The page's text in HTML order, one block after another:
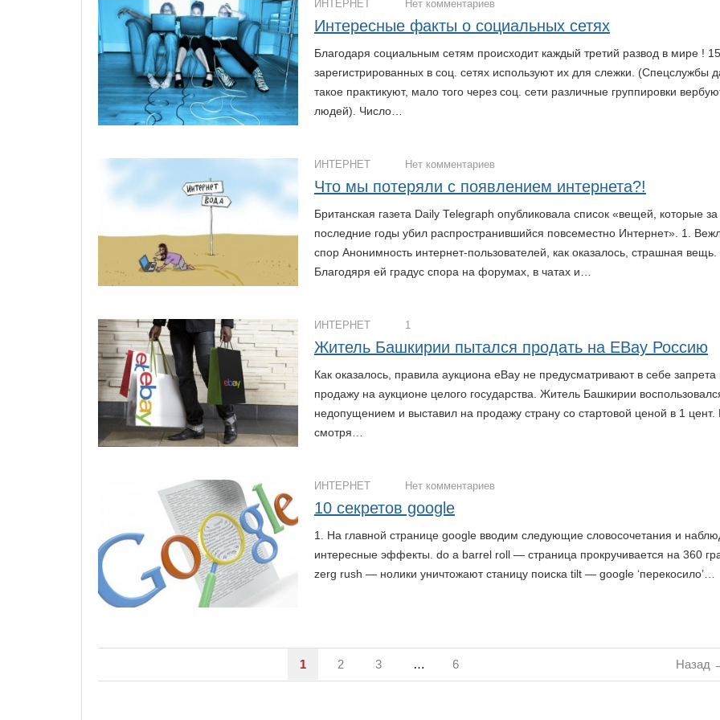
ИНТЕРНЕТ Нет комментариев
Интересные факты о социальных сетях
Благодаря социальным сетям происходит каждый третий развод в мире !
зарегистрированных в соц. сетях используют их для слежки. (Спецслужбы
такое практикуют, мало того через соц. сети различные группировки
людей). Число…
ИНТЕРНЕТ Нет комментариев
Что мы потеряли с появлением интернета?!
Британская газета Daily Telegraph опубликовала список «вещей, которые за
последние годы убил распространившийся повсеместно Интернет». 1.
спор Анонимность интернет-пользователей, как оказалось, страшная вещь.
Благодяря ей градус спора на форумах, в чатах и…
ИНТЕРНЕТ 1
Житель Башкирии пытался продать на EBay Россию
Как оказалось, правила аукциона eBay не предусматривают в себе запрета
продажу на аукционе целого государства. Житель Башкирии
недопущением и выставил на продажу страну со стартовой ценой в 1 цент.
смотря…
ИНТЕРНЕТ Нет комментариев
10 секретов google
1. На главной странице google вводим следующие словосочетания и
интересные эффекты. do a barrel roll — страница прокручивается на 360
zerg rush — нолики уничтожают станицу поиска tilt — google ‘перекосило’…
1 2 3 … 6 Назад